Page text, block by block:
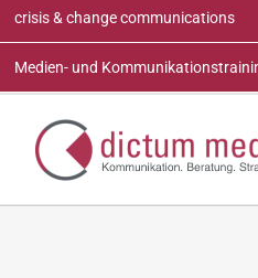
crisis & change communications
Medien- und